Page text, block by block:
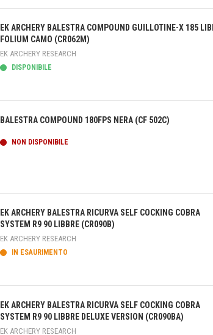
EK ARCHERY BALESTRA COMPOUND GUILLOTINE-X 185
FOLIUM CAMO (CR062M)
EK ARCHERY RESEARCH
DISPONIBILE
BALESTRA COMPOUND 180FPS NERA (CF 502C)
NON DISPONIBILE
EK ARCHERY BALESTRA RICURVA SELF COCKING COBRA
SYSTEM R9 90 LIBBRE (CR090B)
EK ARCHERY RESEARCH
IN ESAURIMENTO
EK ARCHERY BALESTRA RICURVA SELF COCKING COBRA
SYSTEM R9 90 LIBBRE DELUXE VERSION (CR090BA)
EK ARCHERY RESEARCH